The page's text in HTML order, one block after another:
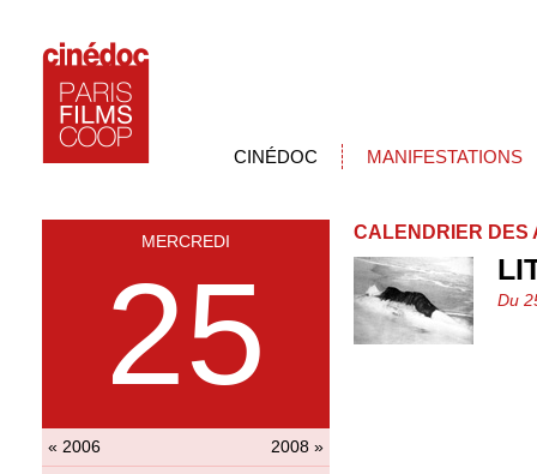
CINÉDOC MANIFESTATIONS
MERCREDI
25
« 2006
2008 »
CALENDRIER DES
Du